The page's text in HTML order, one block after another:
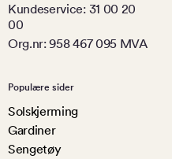
Kundeservice: 31 00 20
00
Org.nr: 958 467 095 MVA
Populære sider
Solskjerming
Gardiner
Sengetøy